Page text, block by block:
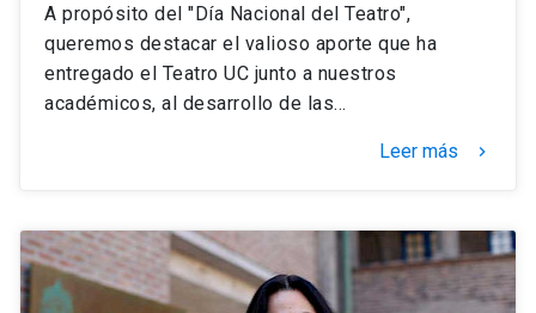
A propósito del "Día Nacional del Teatro",
queremos destacar el valioso aporte que ha
entregado el Teatro UC junto a nuestros
académicos, al desarrollo de las…
Leer más keyboard_arrow_right